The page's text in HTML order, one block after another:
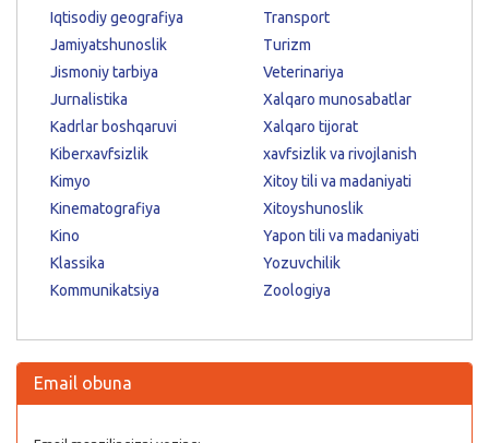
Iqtisodiy geografiya
Jamiyatshunoslik
Jismoniy tarbiya
Jurnalistika
Kadrlar boshqaruvi
Kiberxavfsizlik
Kimyo
Kinematografiya
Kino
Klassika
Kommunikatsiya
Transport
Turizm
Veterinariya
Xalqaro munosabatlar
Xalqaro tijorat
xavfsizlik va rivojlanish
Xitoy tili va madaniyati
Xitoyshunoslik
Yapon tili va madaniyati
Yozuvchilik
Zoologiya
Email obuna